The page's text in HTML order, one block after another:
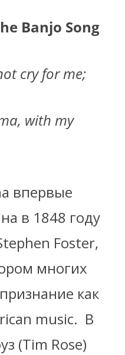
Banjo Song
cry for me;
with my
впервые
в 1848 году
Foster,
многих
как
music. В
(Tim Rose)